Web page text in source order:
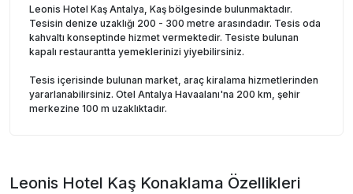
Leonis Hotel Kaş Antalya, Kaş bölgesinde bulunmaktadır.
Tesisin denize uzaklığı 200 - 300 metre arasındadır. Tesis oda
kahvaltı konseptinde hizmet vermektedir. Tesiste bulunan
kapalı restaurantta yemeklerinizi yiyebilirsiniz.
Tesis içerisinde bulunan market, araç kiralama hizmetlerinden
yararlanabilirsiniz. Otel Antalya Havaalanı'na 200 km, şehir
merkezine 100 m uzaklıktadır.
Leonis Hotel Kaş Konaklama Özellikleri